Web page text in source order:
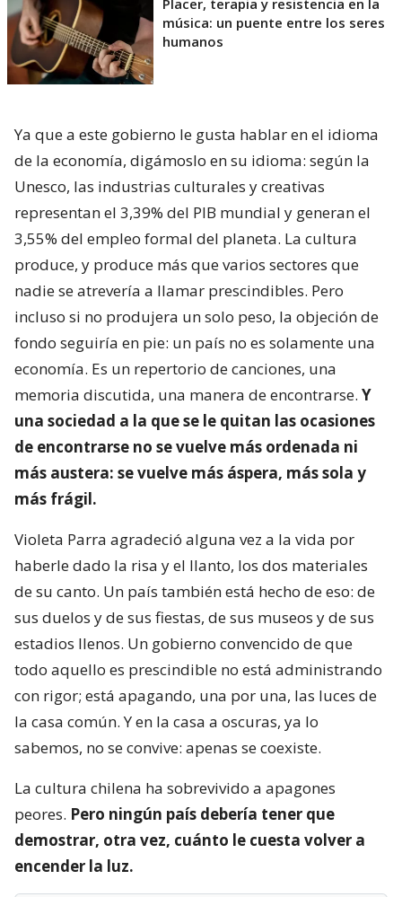
música: un puente entre los seres
humanos
Ya que a este gobierno le gusta hablar en el idioma
de la economía, digámoslo en su idioma: según la
Unesco, las industrias culturales y creativas
representan el 3,39% del PIB mundial y generan el
3,55% del empleo formal del planeta. La cultura
produce, y produce más que varios sectores que
nadie se atrevería a llamar prescindibles. Pero
incluso si no produjera un solo peso, la objeción de
fondo seguiría en pie: un país no es solamente una
economía. Es un repertorio de canciones, una
memoria discutida, una manera de encontrarse. Y
una sociedad a la que se le quitan las ocasiones
de encontrarse no se vuelve más ordenada ni
más austera: se vuelve más áspera, más sola y
más frágil.
Violeta Parra agradeció alguna vez a la vida por
haberle dado la risa y el llanto, los dos materiales
de su canto. Un país también está hecho de eso: de
sus duelos y de sus fiestas, de sus museos y de sus
estadios llenos. Un gobierno convencido de que
todo aquello es prescindible no está administrando
con rigor; está apagando, una por una, las luces de
la casa común. Y en la casa a oscuras, ya lo
sabemos, no se convive: apenas se coexiste.
La cultura chilena ha sobrevivido a apagones
peores. Pero ningún país debería tener que
demostrar, otra vez, cuánto le cuesta volver a
encender la luz.